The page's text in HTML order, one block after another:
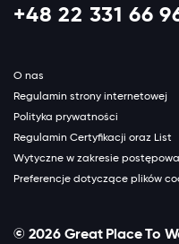
+48 22 331 66
O nas
Regulamin strony internetowej
Polityka prywatności
Regulamin Certyfikacji oraz List
Wytyczne w zakresie
Preferencje dotyczące plików
© 2026 Great Place To